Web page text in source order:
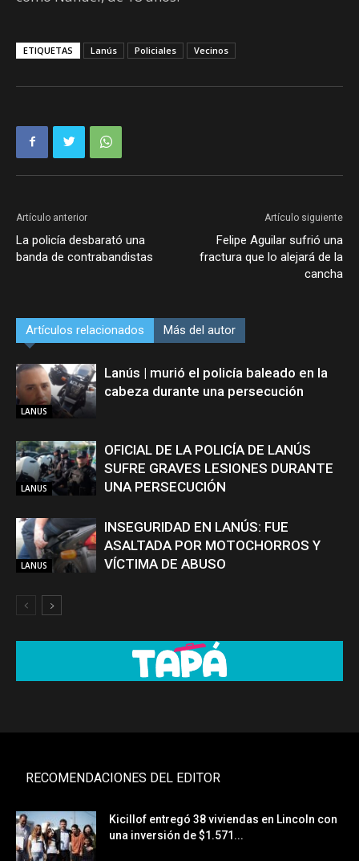
ETIQUETAS Lanús Policiales Vecinos
Artículo anterior
La policía desbarató una
banda de contrabandistas
Artículo siguiente
Felipe Aguilar sufrió una
fractura que lo alejará de la
cancha
Artículos relacionados Más del autor
LANUS
Lanús | murió el policía baleado en la
cabeza durante una persecución
LANUS
OFICIAL DE LA POLICÍA DE LANÚS
SUFRE GRAVES LESIONES DURANTE
UNA PERSECUCIÓN
LANUS
INSEGURIDAD EN LANÚS: FUE
ASALTADA POR MOTOCHORROS Y
VÍCTIMA DE ABUSO
RECOMENDACIONES DEL EDITOR
Kicillof entregó 38 viviendas en Lincoln con
una inversión de $1.571...